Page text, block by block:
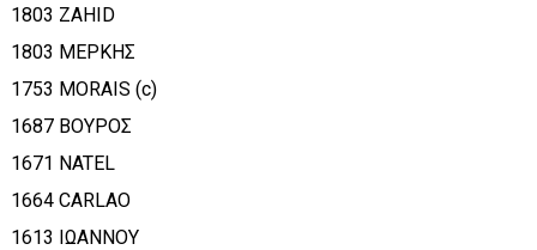
1803 ZAHID
1803 ΜΕΡΚΗΣ
1753 MORAIS (c)
1687 ΒΟΥΡΟΣ
1671 NATEL
1664 CARLAO
1613 ΙΩΑΝΝΟΥ